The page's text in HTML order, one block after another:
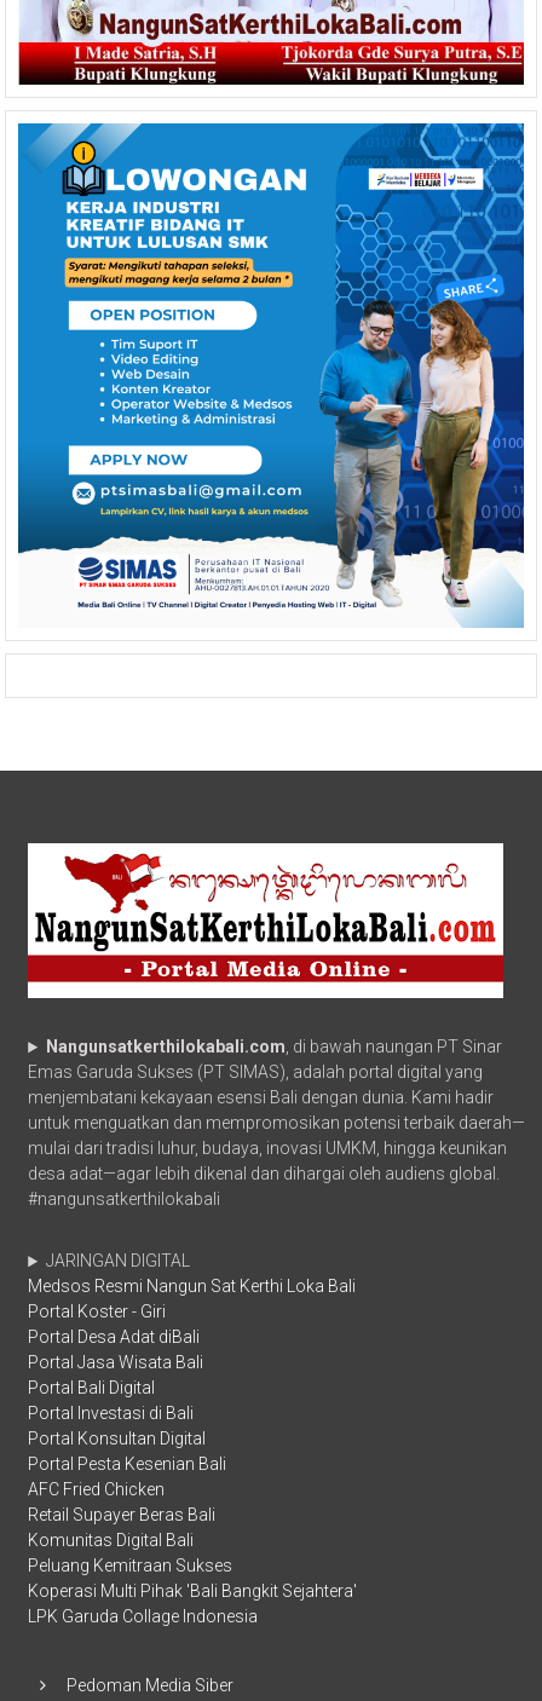
Nangunsatkerthilokabali.com, di bawah naungan PT Sinar
Emas Garuda Sukses (PT SIMAS), adalah portal digital yang
menjembatani kekayaan esensi Bali dengan dunia. Kami hadir
untuk menguatkan dan mempromosikan potensi terbaik daerah—
mulai dari tradisi luhur, budaya, inovasi UMKM, hingga keunikan
desa adat—agar lebih dikenal dan dihargai oleh audiens global.
#nangunsatkerthilokabali
JARINGAN DIGITAL
Medsos Resmi Nangun Sat Kerthi Loka Bali
Portal Koster - Giri
Portal Desa Adat diBali
Portal Jasa Wisata Bali
Portal Bali Digital
Portal Investasi di Bali
Portal Konsultan Digital
Portal Pesta Kesenian Bali
AFC Fried Chicken
Retail Supayer Beras Bali
Komunitas Digital Bali
Peluang Kemitraan Sukses
Koperasi Multi Pihak 'Bali Bangkit Sejahtera'
LPK Garuda Collage Indonesia
Pedoman Media Siber